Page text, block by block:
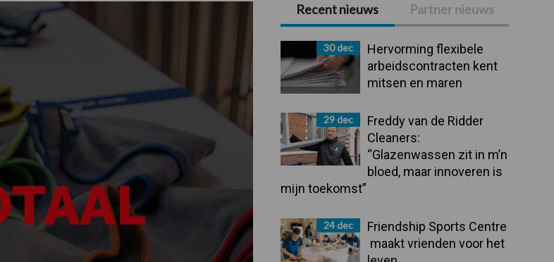
Primaire
Sidebar
Recent nieuws Partner nieuws
30 dec
Hervorming flexibele
arbeidscontracten kent
mitsen en maren
29 dec
Freddy van de Ridder
Cleaners:
“Glazenwassen zit in m’n
bloed, maar innoveren is
mijn toekomst”
24 dec
Friendship Sports Centre
maakt vrienden voor het